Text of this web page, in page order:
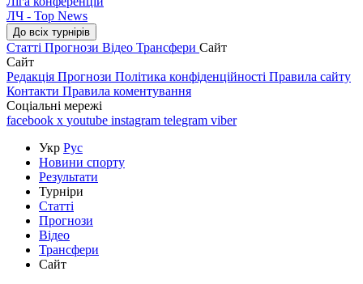
ЛЧ - Top News
До всіх турнірів
Статті Прогнози Відео Трансфери Сайт
Сайт
Редакція Прогнози Політика конфіденційності Правила сайту
Контакти Правила коментування
Соціальні мережі
facebook x youtube instagram telegram viber
Укр Рус
Новини спорту
Результати
Турніри
Статті
Прогнози
Відео
Трансфери
Сайт